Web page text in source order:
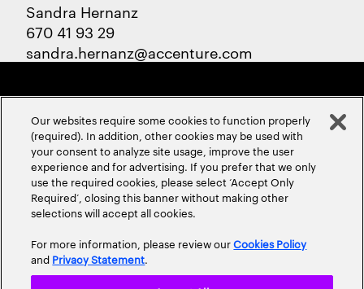
Sandra Hernanz
670 41 93 29
sandra.hernanz@accenture.com
ABOUT USCONTACT US CAREERSLOCATIONS
Our websites require some cookies to function properly
(required). In addition, other cookies may be used with
your consent to analyze site usage, improve the user
experience and for advertising. If you prefer that we only
use the required cookies, please select ‘Accept Only
Required’, closing this banner without making other
selections will accept all cookies.
For more information, please review ourCookies Policy
and Privacy Statement.